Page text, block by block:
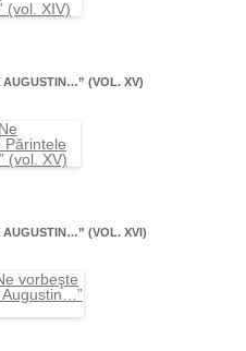
AUGUSTIN…” (VOL. XV)
AUGUSTIN…” (VOL. XVI)